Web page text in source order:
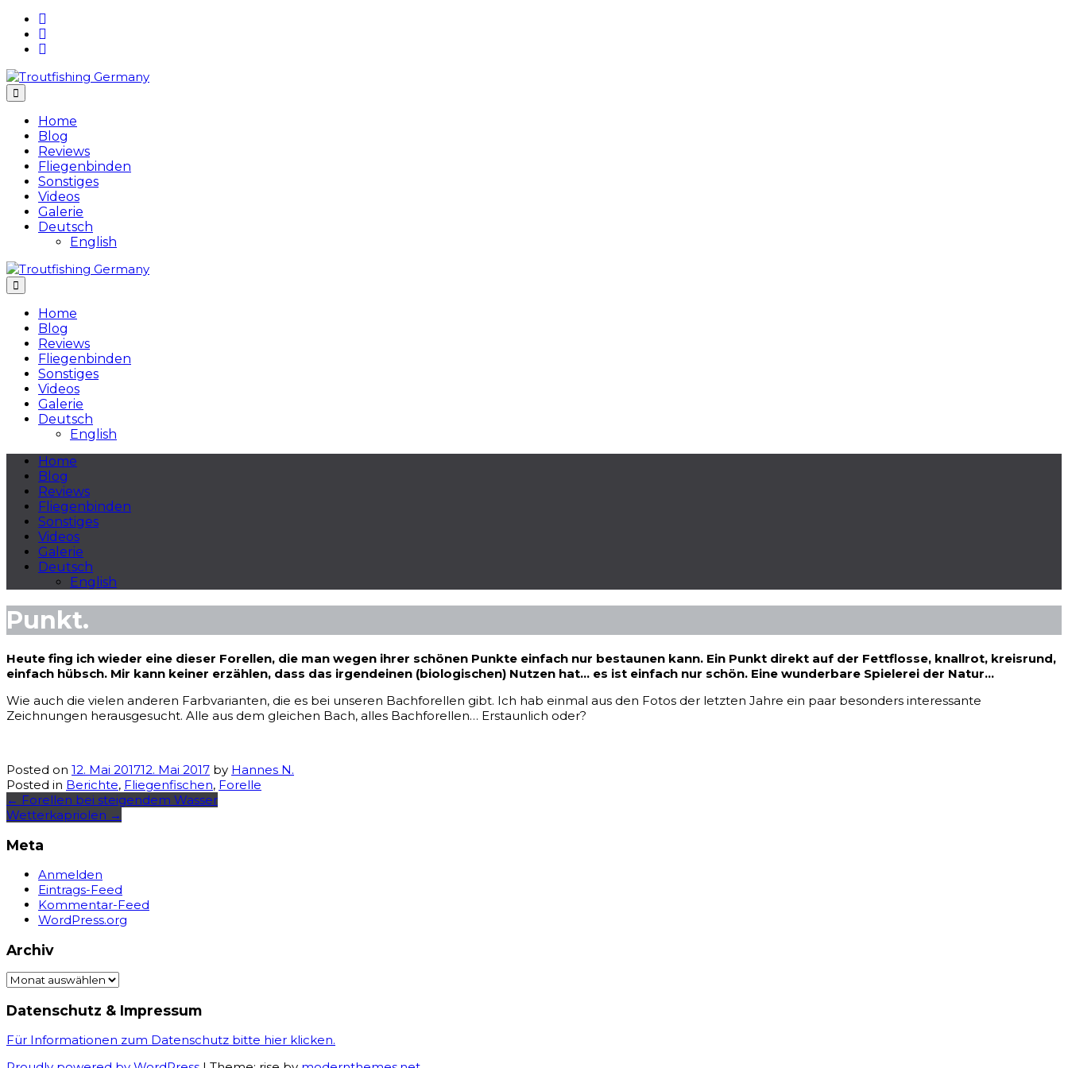
Skip
content
Home
Blog
Reviews
Fliegenbinden
Sonstiges
Videos
Galerie
Deutsch
English
Home
Blog
Reviews
Fliegenbinden
Sonstiges
Videos
Galerie
Deutsch
English
Home
Blog
Reviews
Fliegenbinden
Sonstiges
Videos
Galerie
Deutsch
English
Punkt.
Heute fing ich wieder eine dieser Forellen, die man wegen ihrer schönen Punkte einfach nur bestaunen kann. Ein Punkt direkt auf der Fettflosse, knallrot, kreisrund,
einfach hübsch. Mir kann keiner erzählen, dass das irgendeinen (biologischen) Nutzen hat… es ist einfach nur schön. Eine wunderbare Spielerei der Natur…
Wie auch die vielen anderen Farbvarianten, die es bei unseren Bachforellen gibt. Ich hab einmal aus den Fotos der letzten Jahre ein paar besonders interessante
Zeichnungen herausgesucht. Alle aus dem gleichen Bach, alles Bachforellen… Erstaunlich oder?
Posted on 12. Mai 201712. Mai 2017 by Hannes N.
Posted in Berichte, Fliegenfischen, Forelle
Post
navigation
← Forellen bei steigendem Wasser
Wetterkapriolen →
Meta
Anmelden
Eintrags-Feed
Kommentar-Feed
WordPress.org
Archiv
Archiv
Datenschutz & Impressum
Für Informationen zum Datenschutz bitte hier klicken.